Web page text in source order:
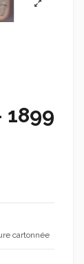
1899
cartonnée